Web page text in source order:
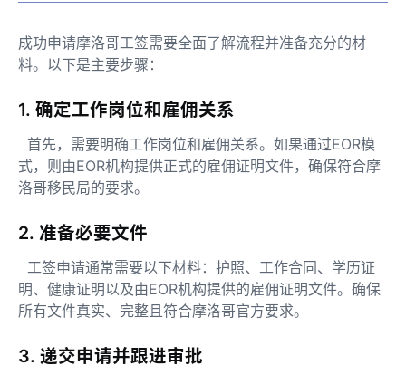
成功申请摩洛哥工签需要全面了解流程并准备充分的材
料。以下是主要步骤：
1. 确定工作岗位和雇佣关系
首先，需要明确工作岗位和雇佣关系。如果通过EOR模
式，则由EOR机构提供正式的雇佣证明文件，确保符合摩
洛哥移民局的要求。
2. 准备必要文件
工签申请通常需要以下材料：护照、工作合同、学历证
明、健康证明以及由EOR机构提供的雇佣证明文件。确保
所有文件真实、完整且符合摩洛哥官方要求。
3. 递交申请并跟进审批